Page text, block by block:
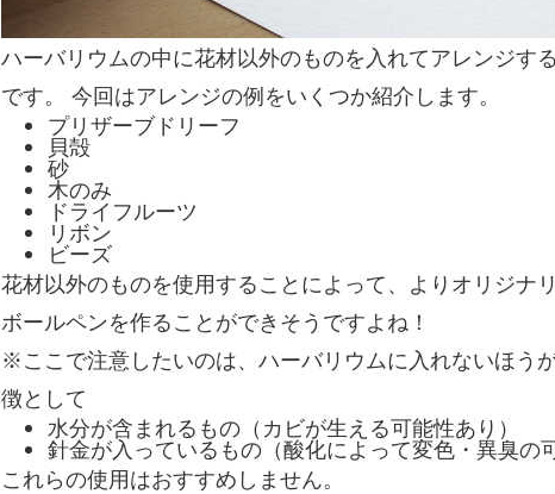
ハーバリウムの中に花材以外のものを入れてアレンジす
です。 今回はアレンジの例をいくつか紹介します。
プリザーブドリーフ
貝殻
砂
木のみ
ドライフルーツ
リボン
ビーズ
花材以外のものを使用することによって、よりオリジナ
ボールペンを作ることができそうですよね！
※ここで注意したいのは、ハーバリウムに入れないほう
徴として
水分が含まれるもの（カビが生える可能性あり）
針金が入っているもの（酸化によって変色・異臭の
これらの使用はおすすめしません。